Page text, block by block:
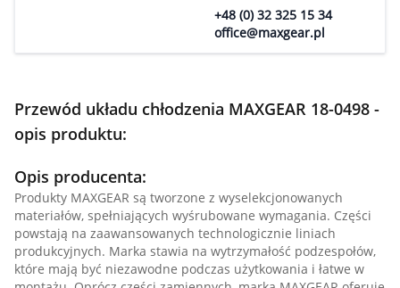
+48 (0) 32 325 15 34
office@maxgear.pl
Przewód układu chłodzenia MAXGEAR 18-0498 -
opis produktu:
Opis producenta:
Produkty MAXGEAR są tworzone z wyselekcjonowanych
materiałów, spełniających wyśrubowane wymagania. Części
powstają na zaawansowanych technologicznie liniach
produkcyjnych. Marka stawia na wytrzymałość podzespołów,
które mają być niezawodne podczas użytkowania i łatwe w